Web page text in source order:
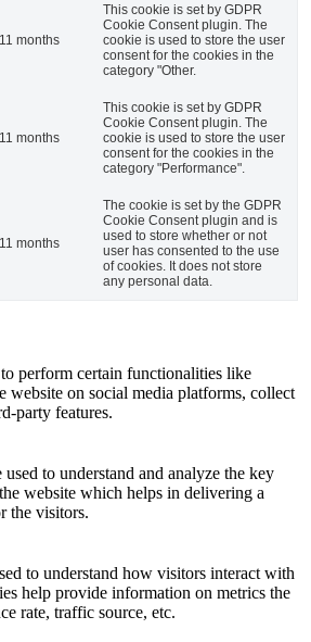
11 months
This cookie is set by GDPR
Cookie Consent plugin. The
cookie is used to store the user
consent for the cookies in the
category "Other.
11 months
This cookie is set by GDPR
Cookie Consent plugin. The
cookie is used to store the user
consent for the cookies in the
category "Performance".
11 months
The cookie is set by the GDPR
Cookie Consent plugin and is
used to store whether or not
user has consented to the use
of cookies. It does not store
any personal data.
perform certain functionalities like
website on social media platforms, collect
party features.
to understand and analyze the key
website which helps in delivering a
the visitors.
to understand how visitors interact with
help provide information on metrics the
rate, traffic source, etc.